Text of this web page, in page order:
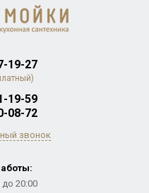
19-27
19-59
08-72
звонок
до 20:00